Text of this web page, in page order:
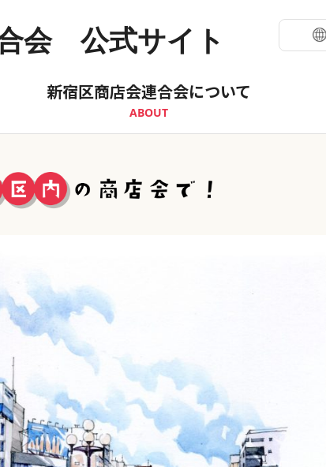
会 公式サイト
新宿区商店会連合会について
ABOUT